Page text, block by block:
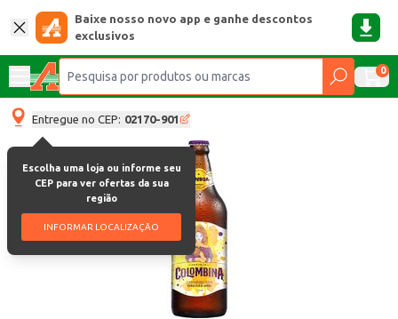
Baixe nosso novo app e ganhe descontos
exclusivos
0
Entregue no CEP: 02170-901
Escolha uma loja ou informe seu
CEP para ver ofertas da sua
região
INFORMAR LOCALIZAÇÃO